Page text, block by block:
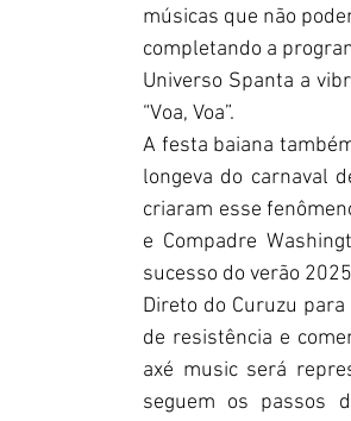
músicas que não
completando a
Universo Spanta a
“Voa, Voa”.
A festa baiana
longeva do carnaval
criaram esse
e Compadre
sucesso do verão
Direto do Curuzu
de resistência e
axé music será
seguem os passos